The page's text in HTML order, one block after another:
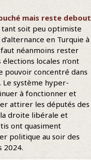
mais reste debout
tant soit peu optimiste
en Turquie à
néanmoins rester
locales n’ont
pouvoir concentré dans
Le système hyper-
à fonctionner et
attirer les députés des
droite libérale et
ont quasiment
politique au soir des
2024.